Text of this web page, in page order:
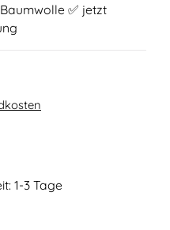
✅ jetzt
0 von 5 Sternen
1-3 Tage